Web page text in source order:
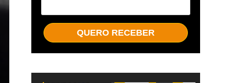
QUERO RECEBER